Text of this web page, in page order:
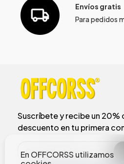
En OFFCORSS utilizamos
Envíos gratis
Para pedidos
Suscríbete y recibe un 20%
descuento en tu primera